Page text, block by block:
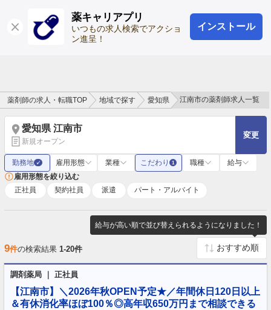
薬キャリアプリ
いつもの求人検索でアクショ
ン進呈！
インストール
ログイン 会員登録
薬剤師の求人・転職TOP 地域で探す 愛知県 江南市の薬剤師求人一覧
愛知県 江南市
新規オープン
変更
勤務地 ✓ 雇用形態 業種 こだわり 1 職種
給与
雇用形態を絞り込む
正社員
契約社員 派遣 パート・アルバイト
給与が高い順で並び替えられるようになりました！
9件の検索結果 1-20件
調剤薬局 ｜ 正社員
【江南市】＼2026年秋OPEN予定★／年間休日120日以上
＆有休消化率ほぼ100％◎高年収650万円まで相談できる